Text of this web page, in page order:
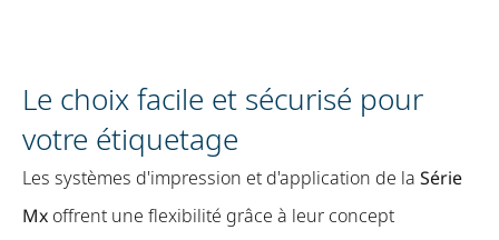
Le choix facile et sécurisé pour
votre étiquetage
Les systèmes d'impression et d'application de la Série
Mx offrent une flexibilité grâce à leur concept